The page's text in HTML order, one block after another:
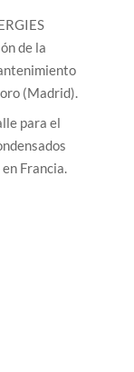
de la
(Madrid).
para el
Francia.